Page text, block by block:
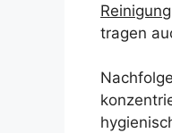
tragen